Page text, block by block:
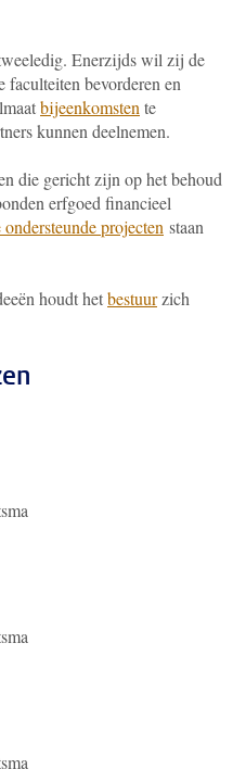
Enerzijds wil zij de
faculteiten bevorderen en
bijeenkomstente
kunnen deelnemen.
die gericht zijn op het behoud
erfgoed financieel
projecten staan
houdt hetbestuurzich